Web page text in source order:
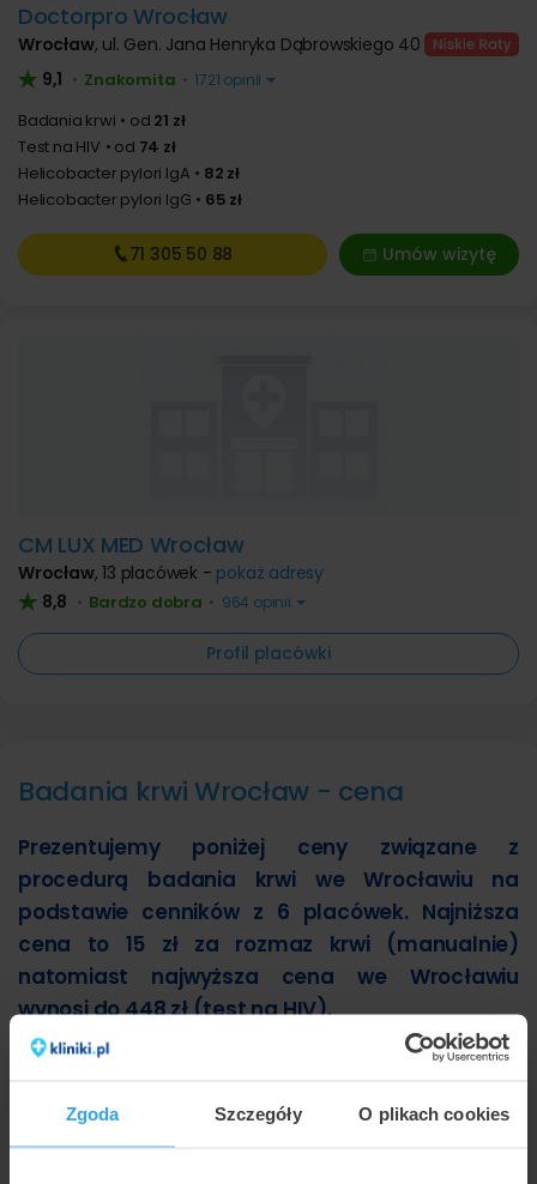
Zgoda Szczegóły O plikach cookies
Doctorpro Wrocław
Wrocław, ul. Gen. Jana Henryka Dąbrowskiego 40
9,1 • Znakomita • 1721 opinii
Badania krwi od 21 zł
Test na HIV
od 74 zł
Helicobacter pylori IgA
82 zł
Helicobacter pylori IgG
65 zł
Umów wizytę
71 305 50 88
CM LUX MED Wrocław
Wrocław,13 placówek - pokaż adresy
8,8 • Bardzo dobra • 964 opinii
Profil placówki
Badania krwi Wrocław - cena
Prezentujemy poniżej ceny związane z
procedurą badania krwi we Wrocławiu na
podstawie cenników z 6 placówek. Najniższa
cena to 15 zł za rozmaz krwi (manualnie)
natomiast najwyższa cena we Wrocławiu
wynosi do 448 zł (test na HIV).
Poniższy wykres przedstawia wizualnie minimalne i
maksymalne ceny najpopularniejszych metod w ramach